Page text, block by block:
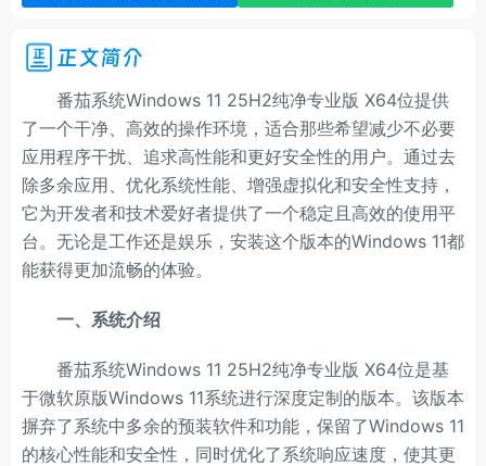
正文简介
番茄系统Windows 11 25H2纯净专业版 X64位提供
了一个干净、高效的操作环境，适合那些希望减少不必要
应用程序干扰、追求高性能和更好安全性的用户。通过去
除多余应用、优化系统性能、增强虚拟化和安全性支持，
它为开发者和技术爱好者提供了一个稳定且高效的使用平
台。无论是工作还是娱乐，安装这个版本的Windows 11都
能获得更加流畅的体验。
一、系统介绍
番茄系统Windows 11 25H2纯净专业版 X64位是基
于微软原版Windows 11系统进行深度定制的版本。该版本
摒弃了系统中多余的预装软件和功能，保留了Windows 11
的核心性能和安全性，同时优化了系统响应速度，使其更